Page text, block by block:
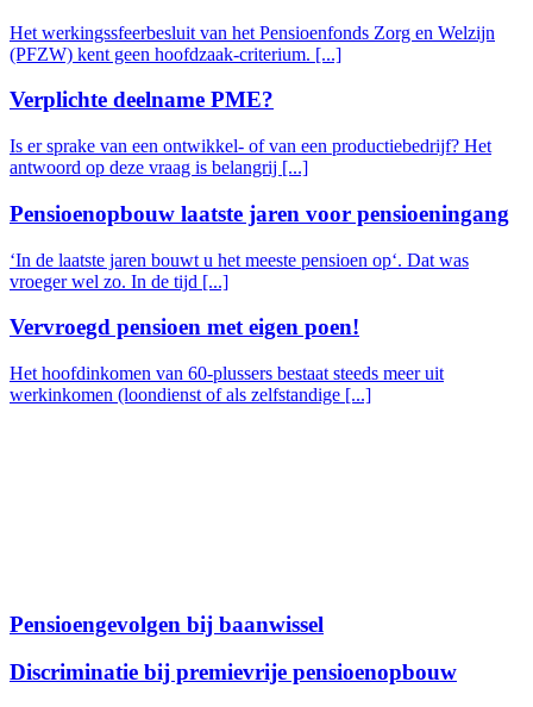
Het werkingssfeerbesluit van het Pensioenfonds Zorg en Welzijn
(PFZW) kent geen hoofdzaak-criterium. [...]
Verplichte deelname PME?
Is er sprake van een ontwikkel- of van een productiebedrijf? Het
antwoord op deze vraag is belangrij [...]
Pensioenopbouw laatste jaren voor pensioeningang
‘In de laatste jaren bouwt u het meeste pensioen op‘. Dat was
vroeger wel zo. In de tijd [...]
Vervroegd pensioen met eigen poen!
Het hoofdinkomen van 60-plussers bestaat steeds meer uit
werkinkomen (loondienst of als zelfstandige [...]
Pensioengevolgen bij baanwissel
Discriminatie bij premievrije pensioenopbouw